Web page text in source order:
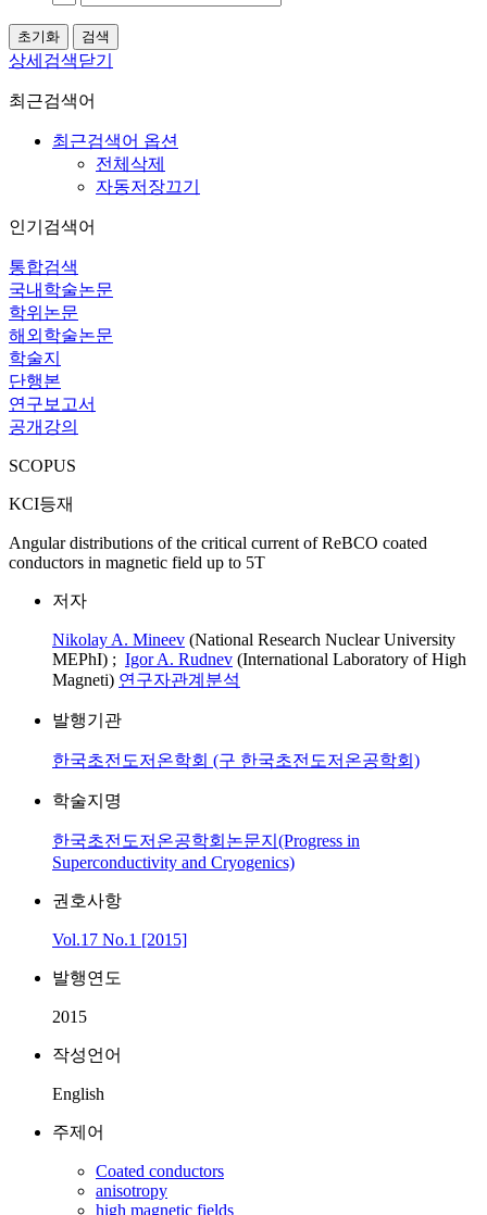
상세검색닫기
최근검색어
최근검색어 옵션
전체삭제
자동저장끄기
인기검색어
통합검색
국내학술논문
학위논문
해외학술논문
학술지
단행본
연구보고서
공개강의
SCOPUS
KCI등재
Angular distributions of the critical current of ReBCO coated
conductors in magnetic field up to 5T
저자
Nikolay A. Mineev (National Research Nuclear University
MEPhI) ; Igor A. Rudnev (International Laboratory of High
Magneti) 연구자관계분석
발행기관
한국초전도저온학회 (구 한국초전도저온공학회)
학술지명
한국초전도저온공학회논문지(Progress in
Superconductivity and Cryogenics)
권호사항
Vol.17 No.1 [2015]
발행연도
2015
작성언어
English
주제어
Coated conductors
anisotropy
high magnetic fields